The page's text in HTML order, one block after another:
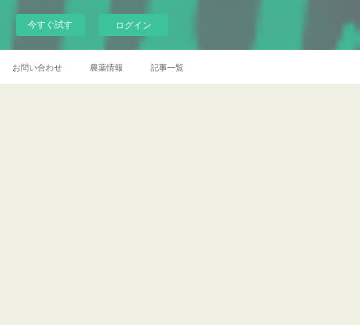
今すぐ試す ログイン
お問い合わせ 農薬情報 記事一覧